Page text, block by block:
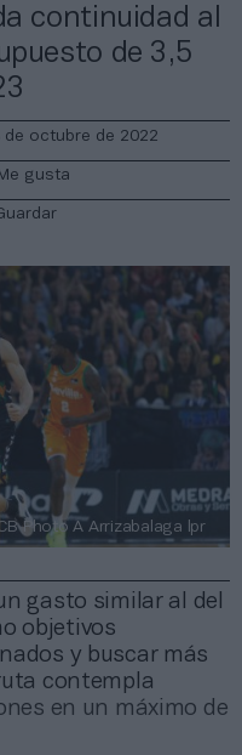
continuidad al
de 3,5
gasto similar al del
objetivos
y buscar más
contempla
en un máximo de
Photo A Arrizabalaga lpr
de octubre de 2022
Me gusta